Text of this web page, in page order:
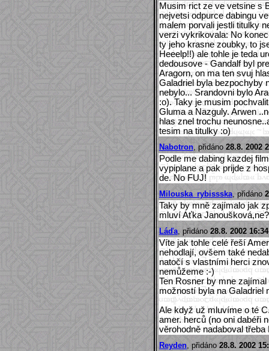
Musim rict ze ve vetsine s
nejvetsi odpurce dabingu
malem porvali jestli titulky
verzi vykrikovala: No
ty jeho krasne zoubky, to
Heeelp!!) ale tohle je teda
dedousove - Gandalf byl
Aragorn, on ma ten svuj
Galadriel byla bezpochyby
nebylo... Srandovni bylo
:o). Taky je musim
Gluma a Nazguly. Arwen
hlas znel trochu
tesim na titulky :o)
Nabotron , přidáno 28.8. 2002
Podle me dabing kazdej
vypiplane a pak prijde z
de. No FUJ!
Milouska_rybissska , přidáno
Taky by mně zajímalo jak
mluví Aťka
Láďa , přidáno 28.8. 2002
Víte jak tohle celé řeší
nehodlají, ovšem také
natočí s vlastními herci
nemůžeme :-)
Ten Rosner by mne
možností byla na Galadriel
Ale když už mluvíme o té
amer. herců (no oni dabéři
věrohodně nadaboval
Reyden , přidáno 28.8. 2002